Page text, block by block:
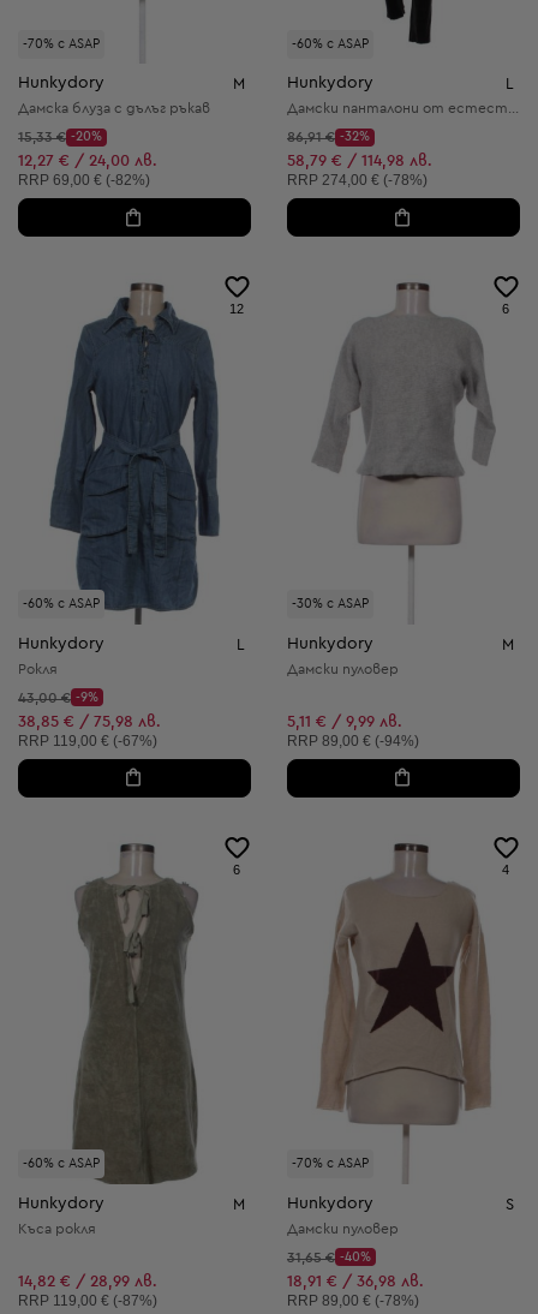
-70% с ASAP
Hunkydory M
Дамска блуза с дълъг ръкав
Начална цена:
15,33 €
Discount Price:
-20%
Намалена цена:
12,27 € / 24,00 лв.
Препоръчителна цена:
RRP 69,00 € (-82%)
-60% с ASAP
Hunkydory
Дамски панталони от естествена кожа
Начална цена:
86,91 €
Discount Price:
-32%
Намалена цена:
58,79 € / 114,98 лв.
Препоръчителна цена:
RRP 274,00 € (-78%)
-60% с ASAP
12
Hunkydory L
Рокля
Начална цена:
43,00 €
Discount Price:
-9%
Намалена цена:
38,85 € / 75,98 лв.
Препоръчителна цена:
RRP 119,00 € (-67%)
-30% с ASAP
6
Hunkydory M
Дамски пуловер
5,11 € / 9,99 лв.
Препоръчителна цена:
RRP 89,00 € (-94%)
-60% с ASAP
6
Hunkydory M
Къса рокля
14,82 € / 28,99 лв.
Препоръчителна цена:
RRP 119,00 € (-87%)
-70% с ASAP
4
Hunkydory S
Дамски пуловер
Начална цена:
31,65 €
Discount Price:
-40%
Намалена цена:
18,91 € / 36,98 лв.
Препоръчителна цена:
RRP 89,00 € (-78%)